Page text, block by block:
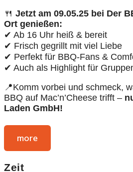
🍴 Jetzt am 09.05.25 bei Der
Ort genießen:
✔ Ab 16 Uhr heiß & bereit
✔ Frisch gegrillt mit viel Liebe
✔ Perfekt für BBQ-Fans &
✔ Auch als Highlight für
📍Komm vorbei und schmeck,
BBQ auf Mac’n’Cheese trifft –
Laden GmbH!
more
Zeit